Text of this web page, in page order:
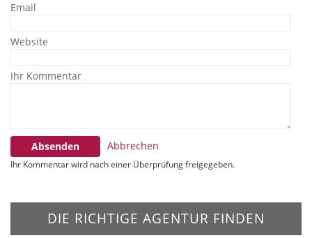
Email
Website
Ihr Kommentar
Absenden Abbrechen
Ihr Kommentar wird nach einer Überprüfung freigegeben.
DIE RICHTIGE AGENTUR FINDEN